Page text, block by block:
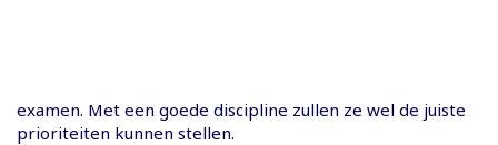
examen. Met een goede discipline zullen ze wel de juiste
prioriteiten kunnen stellen.